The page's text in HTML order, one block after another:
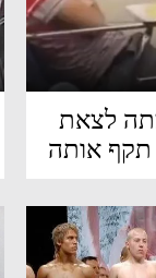
לצאת
אותה